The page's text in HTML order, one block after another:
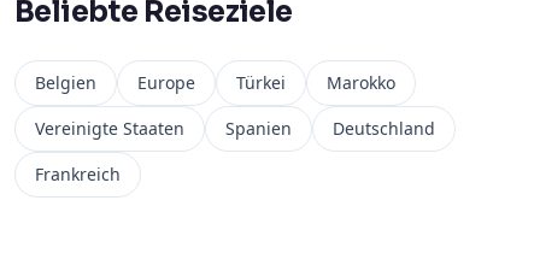
Beliebte Reiseziele
Belgien Europe Türkei
Marokko
Vereinigte Staaten
Spanien
Deutschland
Frankreich